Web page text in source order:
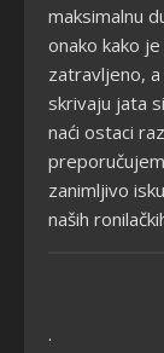
maksimalnu
onako kako
zatravljeno,
skrivaju jata
naći ostaci
zanimljivo
naših
.